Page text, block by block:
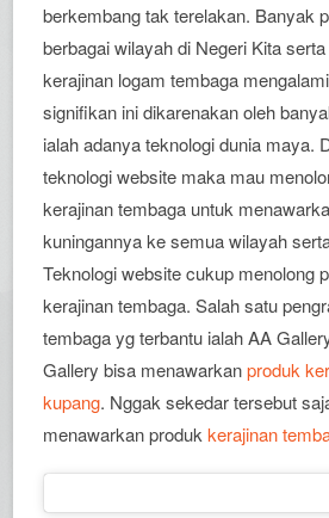
berkembang tak terelakan. Banyak
berbagai wilayah di Negeri Kita
kerajinan logam tembaga
signifikan ini dikarenakan oleh
ialah adanya teknologi dunia maya.
teknologi website maka mau
kerajinan tembaga untuk
kuningannya ke semua wilayah
Teknologi website cukup menolong
kerajinan tembaga. Salah satu
tembaga yg terbantu ialah AA
Gallery bisa menawarkanproduk
kupang. Nggak sekedar tersebut
menawarkan produkkerajinan